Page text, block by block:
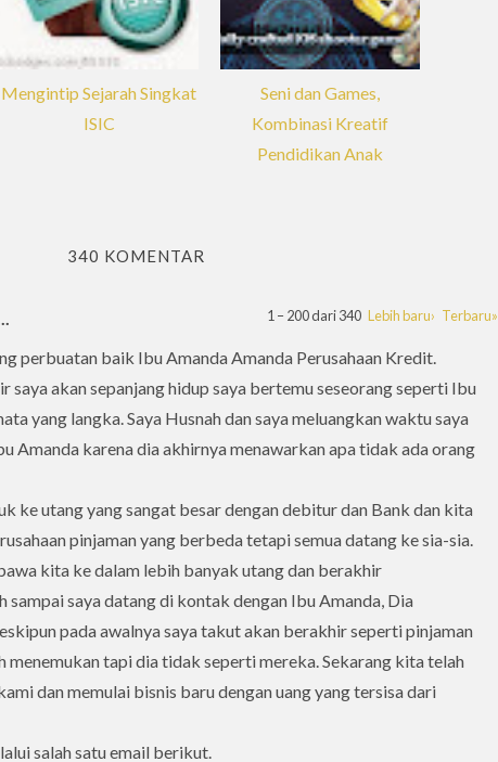
Mengintip Sejarah Singkat
ISIC
Seni dan Games,
Kombinasi Kreatif
Pendidikan Anak
340 KOMENTAR
1 – 200 dari 340 Lebih baru› Terbaru»
perbuatan baik Ibu Amanda Amanda Perusahaan Kredit.
saya akan sepanjang hidup saya bertemu seseorang seperti Ibu
yang langka. Saya Husnah dan saya meluangkan waktu saya
Amanda karena dia akhirnya menawarkan apa tidak ada orang
ke utang yang sangat besar dengan debitur dan Bank dan kita
pinjaman yang berbeda tetapi semua datang ke sia-sia.
kita ke dalam lebih banyak utang dan berakhir
sampai saya datang di kontak dengan Ibu Amanda, Dia
pada awalnya saya takut akan berakhir seperti pinjaman
menemukan tapi dia tidak seperti mereka. Sekarang kita telah
dan memulai bisnis baru dengan uang yang tersisa dari
salah satu email berikut.